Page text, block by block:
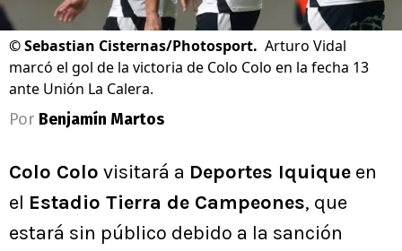
©Sebastian Cisternas/Photosport. Arturo Vidal
marcó el gol de la victoria de Colo Colo en la fecha 13
ante Unión La Calera.
Por Benjamín Martos
Colo Colo visitará a Deportes Iquique en
el Estadio Tierra de Campeones, que
estará sin público debido a la sanción